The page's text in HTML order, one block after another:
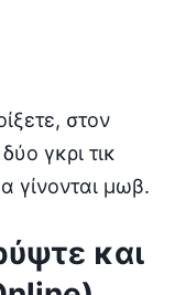
στον
γκρι τικ
γίνονται μωβ.
και